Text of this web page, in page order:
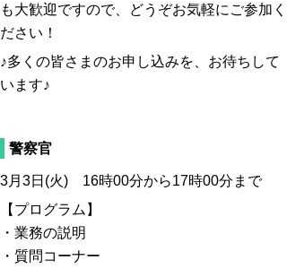
も大歓迎ですので、どうぞお気軽にご参加く
ださい！
♪多くの皆さまのお申し込みを、お待ちして
います♪
警察官
3月3日(火) 16時00分から17時00分まで
【プログラム】
・業務の説明
・質問コーナー